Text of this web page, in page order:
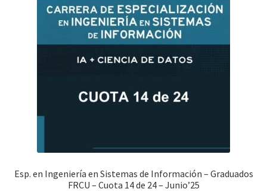
Esp. en Ingeniería en Sistemas de Información – Graduados
FRCU – Cuota 14 de 24 – Junio’25